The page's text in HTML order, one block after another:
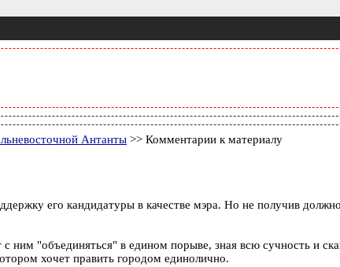
Антанты >> Комментарии к материалу
его кандидатуры в качестве мэра. Но не получив
"объединяться" в едином порыве, зная всю сучность и
хочет править городом единолично.